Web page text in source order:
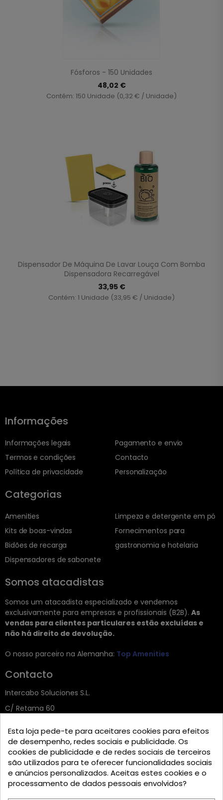
Fósforos - 150 Unidades
48,02 €
Contém: 150 Unidade (0,32 € / Unidade)
Dispensador De Máquina De Lavar Louça Com Bomba
Dispensadora Recarregável
33,95 €
Contém: 1 Unidade (33,95 € / Unidade)
Informações
Informações legais
Termos e condições
Política de privacidade
Pagamento e envio
Contacto
Personalização
Categorias
Amenities
Kits de boas-vindas
Bidões de recarga
Dispensadores de sabonete
Limpeza e detergente em pó
Fornecimentos para
gastronomia e hotelaria
Somos atacadistas
Somos um atacadista especializado e vendemos
exclusivamente para empresas e profissionais (B2B). As
vendas para clientes particulares estão excluídas e
não há direito de devolução.
O nosso parceiro na Alemanha: Top Amenities
Contacto
Intercabo Soluciones S.L.
C/ Retama 60
Tel: +34 644 902 406
info@bio-amenities.com
Esta loja pede-te para aceitares cookies para efeitos
de desempenho, redes sociais e publicidade. Os
cookies de publicidade e de redes sociais de terceiros
são utilizados para te oferecer funcionalidades sociais
e anúncios personalizados. Aceitas estes cookies e o
processamento de dados pessoais envolvidos?